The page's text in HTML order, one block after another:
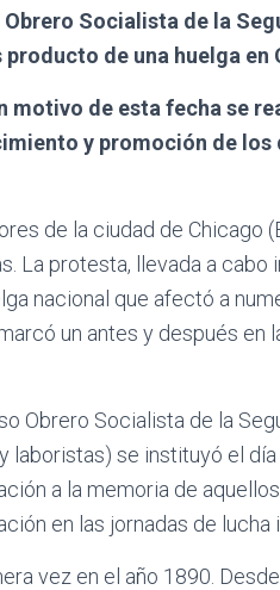
Socialista de la
de una huelga en
de esta fecha se
y promoción de
de la ciudad de Chicago
La protesta, llevada a cabo
nacional que afectó a
un antes y después en
Obrero Socialista de la
se instituyó el día
a la memoria de
en las jornadas de lucha
vez en el año 1890.